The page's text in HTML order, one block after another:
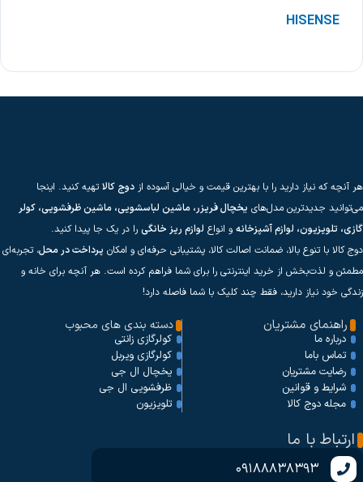
HISENSE
هر آنچه که نیاز دارید را با بهترین قیمت و خیالی آسوده از دوج کالاتهیه کنید. اینجا
می‌توانید جدیدترین مدل‌های یخچال فریزر، ماشین لباسشویی، ماشین ظرفشویی، کولر
گازی، تلویزیون، لوازم آشپزخانه و انواع لوازم ریز خانگی را در یک جا پیدا کنید.
دوج کالا با تنوع بالا، ضمانت اصالت کالا، پشتیبانی حرفه‌ای و امکان پرداخت در محل، تجربه‌ای
مطمئن و لذت‌بخش از خرید اینترنتی را برای شما فراهم کرده است. هر آنچه برای خانه و
زندگی خود نیاز دارید، فقط چند کلیک با شما فاصله دارد!
راهنمای مشتریان
درباره ما
تماس باما
رضایت مشتریان
شرایط و قوانین
مجله دوج کالا
دسته بندی های محبوب
کولرگازی زانتی
کولرگازی ویربل
یخچال ال جی
ظرفشویی ال جی
تلویزیون
ارتباط با ما
09188838393